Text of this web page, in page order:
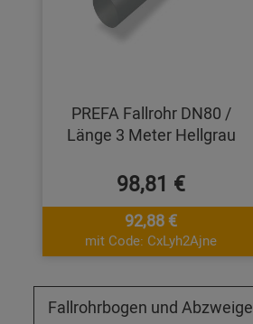
PREFA Fallrohr DN80 /
Länge 3 Meter Hellgrau
98,81 €
92,88 €
mit Code: CxLyh2Ajne
Fallrohrbogen und Abzweige